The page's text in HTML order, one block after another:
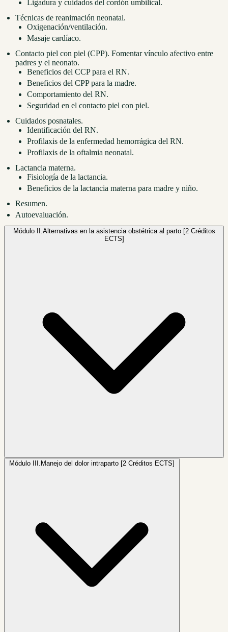
Ligadura y cuidados del cordón umbilical.
Técnicas de reanimación neonatal.
Oxigenación/ventilación.
Masaje cardíaco.
Contacto piel con piel (CPP). Fomentar vínculo afectivo entre
padres y el neonato.
Beneficios del CCP para el RN.
Beneficios del CPP para la madre.
Comportamiento del RN.
Seguridad en el contacto piel con piel.
Cuidados posnatales.
Identificación del RN.
Profilaxis de la enfermedad hemorrágica del RN.
Profilaxis de la oftalmia neonatal.
Lactancia materna.
Fisiología de la lactancia.
Beneficios de la lactancia materna para madre y niño.
Resumen.
Autoevaluación.
Módulo II.Alternativas en la asistencia obstétrica al parto [2 Créditos
Módulo III.